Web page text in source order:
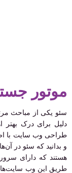
موتور
سئو یکی از مباحث
دلیل برای درک
طراحی وب سایت با
و بدانید که سئو در
هستند که دارای
طریق این وب سایت‌ها